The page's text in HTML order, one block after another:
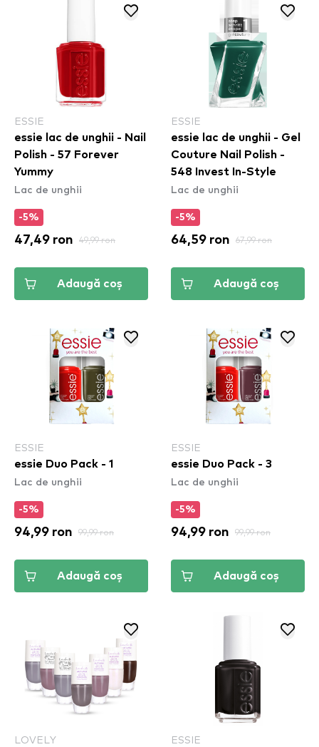
ESSIE
essie lac de unghii - Nail
Polish - 57 Forever
Yummy
Lac de unghii
-5%
47,49 ron 49,99 ron
Adaugă coș
ESSIE
essie lac de unghii - Gel
Couture Nail Polish -
548 Invest In-Style
Lac de unghii
-5%
64,59 ron 67,99 ron
Adaugă coș
ESSIE
essie Duo Pack - 1
Lac de unghii
-5%
94,99 ron 99,99 ron
Adaugă coș
ESSIE
essie Duo Pack - 3
Lac de unghii
-5%
94,99 ron 99,99 ron
Adaugă coș
LOVELY ESSIE